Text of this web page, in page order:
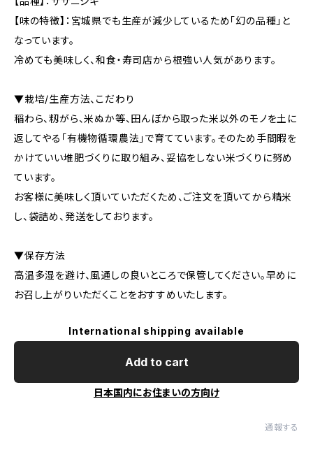
【味の特徴】：宮城県でも生産が減少しているため「幻の品種」と
なっています。
冷めても美味しく、和食・寿司店から根強い人気があります。
▼栽培/生産方法、こだわり
稲わら、籾がら、米ぬか等、田んぼから取った米以外のモノを土に
返してやる「有機物循環農法」で育てています。そのため手間暇を
かけていい堆肥づくりに取り組み、妥協をしない米づくりに努め
ています。
お客様に美味しく頂いていただくため、ご注文を頂いてから精米
し、袋詰め、発送をしております。
▼保存方法
高温多湿を避け、風通しの良いところで保管してください。早めに
お召し上がりいただくことをおすすめいたします。
International shipping available
Add to cart
日本国内にお住まいの方向け
通報する